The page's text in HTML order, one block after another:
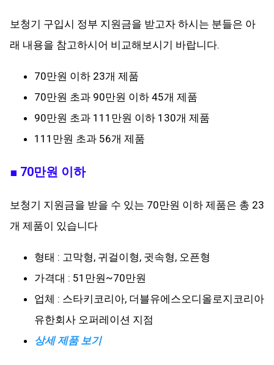
보청기 구입시 정부 지원금을 받고자 하시는 분들은 아
래 내용을 참고하시어 비교해보시기 바랍니다.
70만원 이하 23개 제품
70만원 초과 90만원 이하 45개 제품
90만원 초과 111만원 이하 130개 제품
111만원 초과 56개 제품
■ 70만원 이하
보청기 지원금을 받을 수 있는 70만원 이하 제품은 총 23
개 제품이 있습니다
형태 : 고막형, 귀걸이형, 귓속형, 오픈형
가격대 : 51만원~70만원
업체 : 스타키코리아, 더블유에스오디올로지코리아
유한회사 오퍼레이션 지점
상세 제품 보기